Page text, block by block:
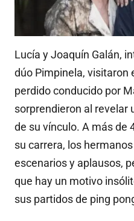
Lucía y Joaquín Galán,
dúo Pimpinela, visitaron
perdido conducido por
sorprendieron al revelar
de su vínculo. A más de
su carrera, los
escenarios y aplausos,
que hay un motivo
sus partidos de ping